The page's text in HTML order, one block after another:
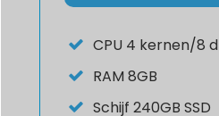
CPU 4 kernen/8
RAM 8GB
Schijf 240GB SSD